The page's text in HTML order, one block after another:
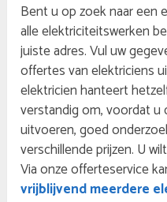
Bent u op zoek naar een
alle elektriciteitswerken
juiste adres. Vul uw
offertes van elektriciens
elektricien hanteert
verstandig om, voordat
uitvoeren, goed
verschillende prijzen. U
Via onze offerteservice
vrijblijvend meerdere